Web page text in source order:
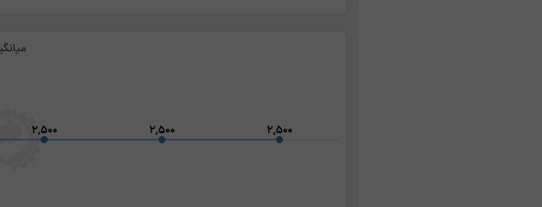
مصنوعی، کفپوش ها و حتی تولید گازوئیل را دارند. معمولا
۲,۵۰۰
۲,۵۰۰ ۲,۵۰۰
۲,۵۰۰ ۲,۵۰۰
۲,۵۰۰